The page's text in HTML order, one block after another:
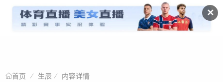
✕
首页 生辰 内容详情